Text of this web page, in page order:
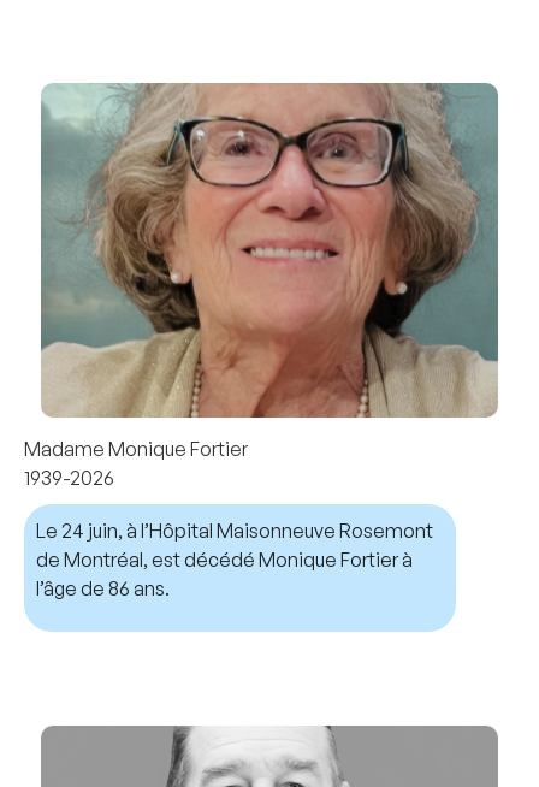
Madame Monique Fortier
1939-2026
Le 24 juin, à l’Hôpital Maisonneuve Rosemont
de Montréal, est décédé Monique Fortier à
l’âge de 86 ans.